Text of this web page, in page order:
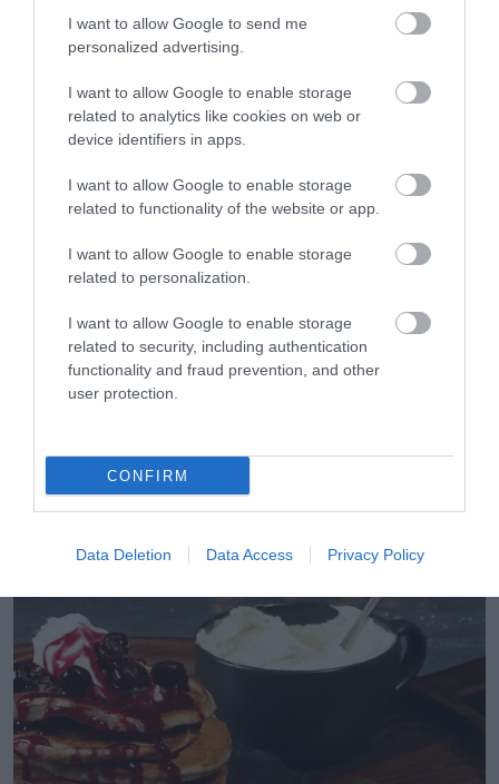
I want to allow Google to send me
personalized advertising.
I want to allow Google to enable storage
related to analytics like cookies on web or
device identifiers in apps.
I want to allow Google to enable storage
related to functionality of the website or app.
I want to allow Google to enable storage
related to personalization.
I want to allow Google to enable storage
related to security, including authentication
functionality and fraud prevention, and other
user protection.
CONFIRM
Data Deletion Data Access Privacy Policy
06.08.2026
Τα τρία προϊόντα που ξεχωρίζουν στις
ελληνικές εξαγωγές τροφίμων
06.08.2026
είναι φρέσκα